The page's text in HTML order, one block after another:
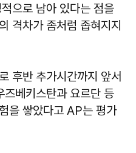
으로 남아 있다는 점을
격차가 좀처럼 좁혀지지
후반 추가시간까지 앞서
베키스탄과 요르단 등
을 쌓았다고 AP는 평가